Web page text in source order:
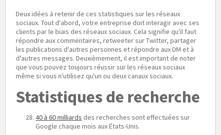
Deux idées à retenir de ces statistiques sur les réseaux
sociaux. Tout d'abord, votre entreprise doit interagir avec ses
clients par le biais des réseaux sociaux. Cela signifie qu'il faut
répondre aux commentaires, retweeter sur Twitter, partager
les publications d'autres personnes et répondre aux DM et à
d'autres messages. Deuxièmement, il est important de noter
que vous pouvez toujours réussir sur les réseaux sociaux
même si vous n'utilisez qu'un ou deux canaux sociaux.
Statistiques de recherche
40 à 60 milliards des recherches sont effectuées sur
Google chaque mois aux États-Unis.